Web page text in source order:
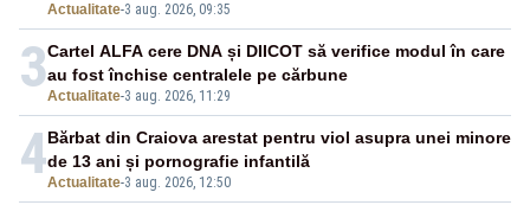
Actualitate-3 aug. 2026, 09:35
3Actualitate-3 aug. 2026, 11:29
Cartel ALFA cere DNA și DIICOT să verifice modul în care
au fost închise centralele pe cărbune
4Actualitate-3 aug. 2026, 12:50
Bărbat din Craiova arestat pentru viol asupra unei minore
de 13 ani și pornografie infantilă